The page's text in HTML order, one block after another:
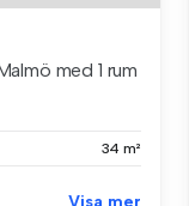
med 1 rum
34 m²
Visa mer